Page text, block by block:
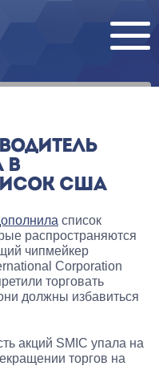
В
США
список
распространяются
чипмейкер
Corporation
торговать
должны избавиться
акций SMIC упала на
торгов на